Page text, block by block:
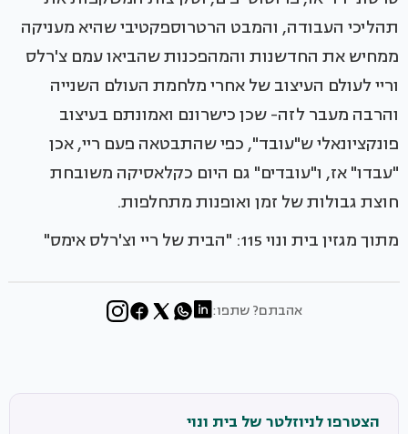
תהליכי העבודה, והמבט הרטרוספקטיבי שהיא מעניקה
ממחיש את החדשנות והמהפכנות שהביאו עמם צ'רלס
וריי לעולם העיצוב של אחרי מלחמת העולם השנייה
והרבה מעבר לזה- שכן כישרונם ואמונתם בעיצוב
פונקציונאלי ש"עובד", כפי שהתבטאה פעם ריי, אכן
"עבדו" אז, ו"עובדים" גם היום כקלאסיקה משובחת
חוצת גבולות של זמן ואופנות מתחלפות.
מתוך מגזין בית ונוי 115: "הבית של ריי וצ'רלס אימס"
אהבתם? שתפו:
הצטרפו לניוזלטר של בית ונוי